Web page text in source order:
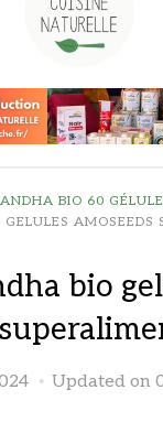
BIO 60
AMOSEEDS
bio
Updated on